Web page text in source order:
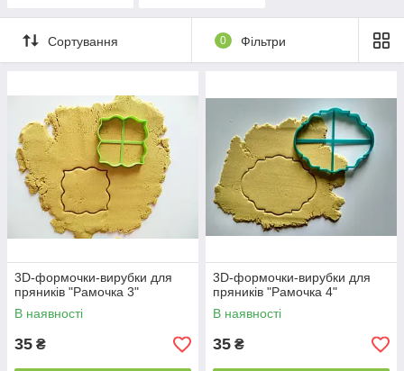
Сортування 0 Фільтри
3D-формочки-вирубки для
пряників "Рамочка 3"
В наявності
35 ₴
3D-формочки-вирубки для
пряників "Рамочка 4"
В наявності
35 ₴